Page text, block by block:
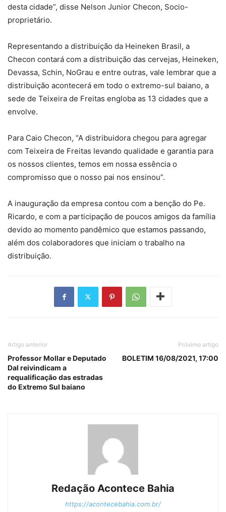
desta cidade”, disse Nelson Junior Checon, Socio-
proprietário.
Representando a distribuição da Heineken Brasil, a
Checon contará com a distribuição das cervejas, Heineken,
Devassa, Schin, NoGrau e entre outras, vale lembrar que a
distribuição acontecerá em todo o extremo-sul baiano, a
sede de Teixeira de Freitas engloba as 13 cidades que a
envolve.
Para Caio Checon, “A distribuidora chegou para agregar
com Teixeira de Freitas levando qualidade e garantia para
os nossos clientes, temos em nossa essência o
compromisso que o nosso pai nos ensinou”.
A inauguração da empresa contou com a benção do Pe.
Ricardo, e com a participação de poucos amigos da família
devido ao momento pandêmico que estamos passando,
além dos colaboradores que iniciam o trabalho na
distribuição.
Artigo anterior
Professor Mollar e Deputado
Dal reivindicam a
requalificação das estradas
do Extremo Sul baiano
Próximo artigo
BOLETIM 16/08/2021, 17:00
Redação Acontece Bahia
https://acontecebahia.com.br/